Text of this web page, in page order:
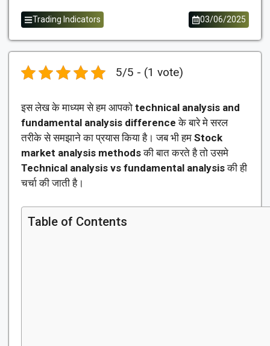
Trading Indicators 03/06/2025
5/5 - (1 vote)
इस लेख के माध्यम से हम आपको technical analysis and
fundamental analysis difference के बारे मे सरल
तरीके से समझाने का प्रयास किया है। जब भी हम Stock
market analysis methodsकी बात करते है तो उसमे
Technical analysis vs fundamental analysisकी ही
चर्चा की जाती है।
Table of Contents